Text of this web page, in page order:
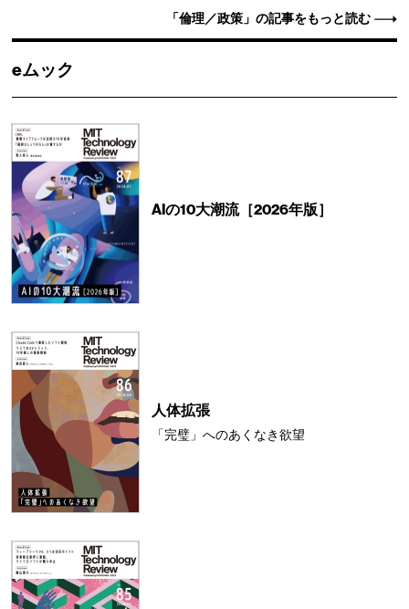
「倫理／政策」の記事をもっと読む
eムック
AIの10大潮流［2026年版］
人体拡張
「完璧」へのあくなき欲望